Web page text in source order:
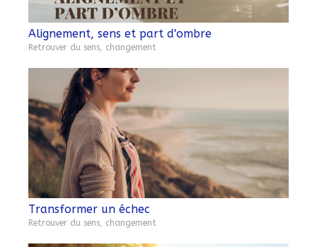
Alignement, sens et part d'ombre
Retrouver du sens, changement
Transformer un échec
Retrouver du sens, changement